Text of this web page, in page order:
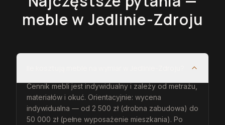
meble w Jedlinie-Zdroju
Cennik mebli jest indywidualny i zależy od metrażu,
materiałów i okuć. Orientacyjnie: wycena
indywidualna — od 2 500 zł (drobna zabudowa) do
50 000 zł (pełne wyposażenie mieszkania). Po